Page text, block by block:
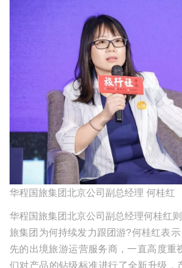
华程国旅集团北京公司副总经理 何桂红
华程国旅集团北京公司副总经理何桂红
旅集团为何持续发力跟团游?何桂红表
先的出境旅游运营服务商，一直高度重
们对产品的钻级标准进行了全新升级，